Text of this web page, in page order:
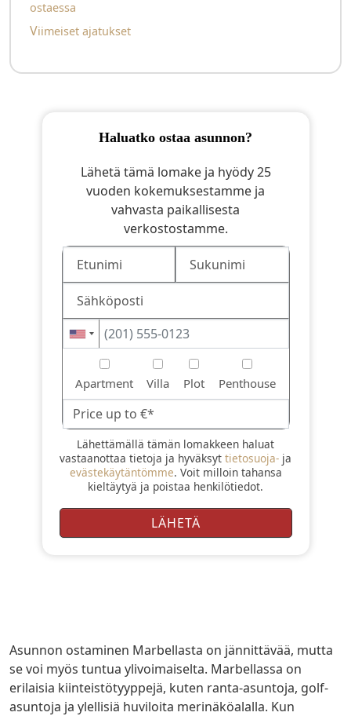
ostaessa
Viimeiset ajatukset
haluatko ostaa asunnon?
Lähetä tämä lomake ja hyödy 25
vuoden kokemuksestamme ja
vahvasta paikallisesta
verkostostamme.
Apartment Villa Plot Penthouse
Lähettämällä tämän lomakkeen haluat
vastaanottaa tietoja ja hyväksyt tietosuoja- ja
evästekäytäntömme. Voit milloin tahansa
kieltäytyä ja poistaa henkilötiedot.
Asunnon ostaminen Marbellasta on jännittävää, mutta
se voi myös tuntua ylivoimaiselta. Marbellassa on
erilaisia kiinteistötyyppejä, kuten ranta-asuntoja, golf-
asuntoja ja ylellisiä huviloita merinäköalalla. Kun